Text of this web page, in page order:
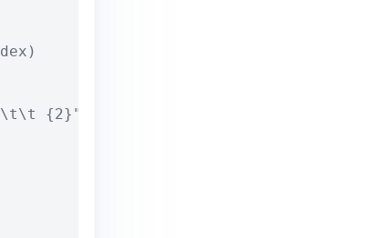
{2}", row["COL_1"], row["COL_2"],